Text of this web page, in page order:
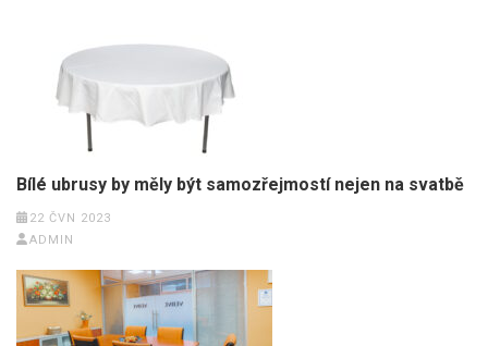
Bílé ubrusy by měly být samozřejmostí nejen na svatbě
22 ČVN 2023
ADMIN